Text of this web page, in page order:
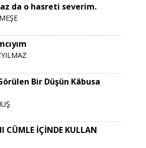
da o hasreti severim.
Bir Düşün Kâbusa
CÜMLE İÇİNDE KULLAN